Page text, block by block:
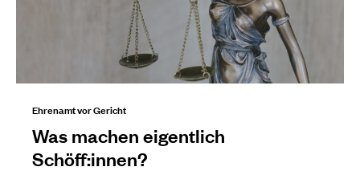
Ehrenamt vor Gericht
Was machen eigentlich
Schöff:innen?